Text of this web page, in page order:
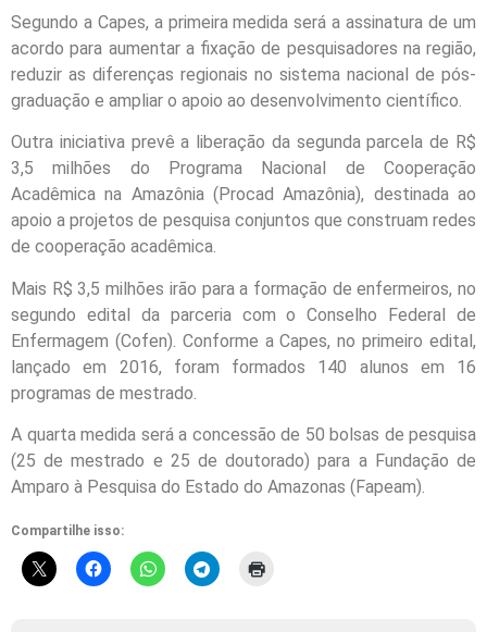
Segundo a Capes, a primeira medida será a assinatura de um
acordo para aumentar a fixação de pesquisadores na região,
reduzir as diferenças regionais no sistema nacional de pós-
graduação e ampliar o apoio ao desenvolvimento científico.
Outra iniciativa prevê a liberação da segundaparcela de R$
3,5 milhões do Programa Nacional de Cooperação
Acadêmica na Amazônia (Procad Amazônia), destinada ao
apoio a projetos de pesquisa conjuntos que construam redes
de cooperação acadêmica.
Mais R$ 3,5 milhões irão para a formação de enfermeiros, no
segundo edital da parceria com o Conselho Federal de
Enfermagem (Cofen). Conforme a Capes, no primeiro edital,
lançado em 2016, foram formados 140 alunos em 16
programas de mestrado.
A quartamedida será a concessão de 50 bolsas de pesquisa
(25 de mestrado e 25 de doutorado) para a Fundação de
Amparo à Pesquisa do Estado do Amazonas (Fapeam).
Compartilhe isso: